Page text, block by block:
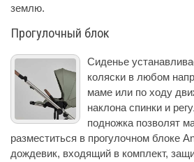
землю.
Прогулочный блок
Сиденье
коляски в любом
маме или по ходу
наклона спинки и
подножка позволят
разместиться в прогулочном блоке
дождевик, входящий в комплект,